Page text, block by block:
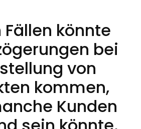
könnte
bei
von
kommen,
Kunden